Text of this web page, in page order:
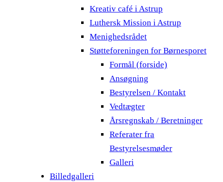
Kreativ café i Astrup
Luthersk Mission i Astrup
Menighedsrådet
Støtteforeningen for Børnesporet
Formål (forside)
Ansøgning
Bestyrelsen / Kontakt
Vedtægter
Årsregnskab / Beretninger
Referater fra
Bestyrelsesmøder
Galleri
Billedgalleri